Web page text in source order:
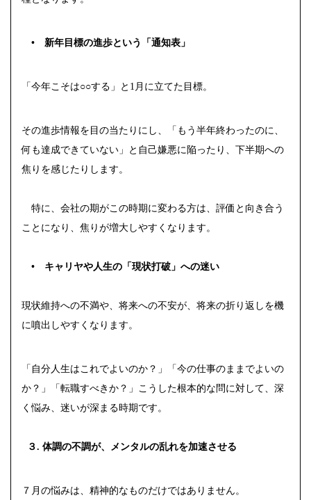
• 新年目標の進歩という「通知表」
「今年こそは○○する」と1月に立てた目標。
その進歩情報を目の当たりにし、「もう半年終わったのに、
何も達成できていない」と自己嫌悪に陥ったり、下半期への
焦りを感じたりします。
特に、会社の期がこの時期に変わる方は、評価と向き合う
ことになり、焦りが増大しやすくなります。
• キャリヤや人生の「現状打破」への迷い
現状維持への不満や、将来への不安が、将来の折り返しを機
に噴出しやすくなります。
「自分人生はこれでよいのか？」「今の仕事のままでよいの
か？」「転職すべきか？」こうした根本的な問に対して、深
く悩み、迷いが深まる時期です。
３. 体調の不調が、メンタルの乱れを加速させる
７月の悩みは、精神的なものだけではありません。